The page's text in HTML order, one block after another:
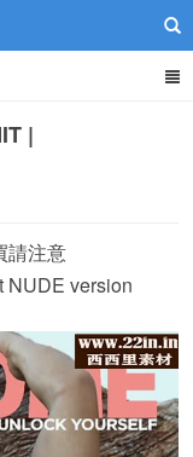
|
請注意
NUDE version